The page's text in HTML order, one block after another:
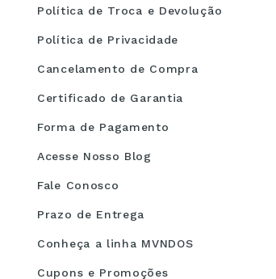
Política de Troca e Devolução
Política de Privacidade
Cancelamento de Compra
Certificado de Garantia
Forma de Pagamento
Acesse Nosso Blog
Fale Conosco
Prazo de Entrega
Conheça a linha MVNDOS
Cupons e Promoções